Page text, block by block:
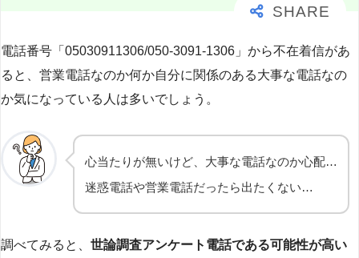
電話番号「05030911306/050-3091-1306」から不在着信があ
ると、営業電話なのか何か自分に関係のある大事な電話なの
か気になっている人は多いでしょう。
心当たりが無いけど、大事な電話なのか心配…
迷惑電話や営業電話だったら出たくない…
調べてみると、 世論調査アンケート電話である可能性が高い